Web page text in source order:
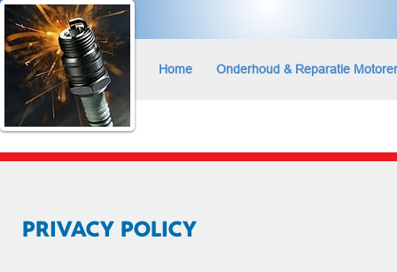
Home Onderhoud & Reparatie
PRIVACY POLICY